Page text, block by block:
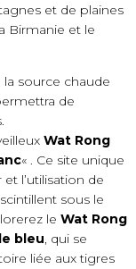
et de plaines
Birmanie et le
source chaude
de
Wat Rong
« . Ce site unique
l’utilisation de
sous le
le Wat Rong
bleu, qui se
liée aux tigres